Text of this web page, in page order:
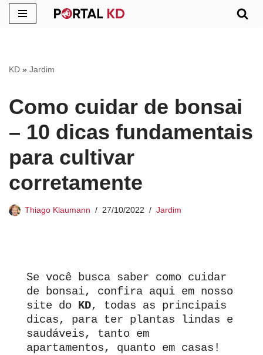
conteúdo
KD » Jardim
Como cuidar de bonsai
– 10 dicas fundamentais
para cultivar
corretamente
Thiago Klaumann 27/10/2022 Jardim
Se você busca saber como cuidar
de bonsai, confira aqui em nosso
site do KD, todas as principais
dicas, para ter plantas lindas e
saudáveis, tanto em
apartamentos, quanto em casas!